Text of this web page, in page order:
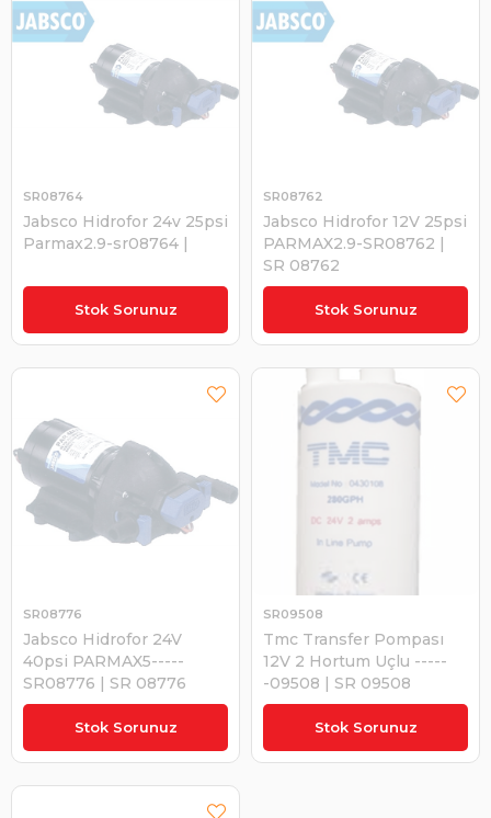
Stok Sorunuz
Jabsco Hidrofor 24v 25psi
Parmax2.9-sr08764 |
SR08764
₺8.505,41 Stok Sorunuz
Jabsco Hidrofor 12V 25psi
PARMAX2.9-SR08762 |
SR 08762
SR08762
₺8.505,41
Stok Sorunuz
Jabsco Hidrofor 24V
40psi PARMAX5-----
SR08776 | SR 08776
SR08776
₺19.535,00 Stok Sorunuz
Tmc Transfer Pompası
12V 2 Hortum Uçlu -----
-09508 | SR 09508
SR09508
₺975,97